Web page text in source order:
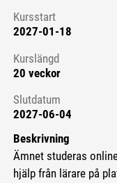
Kursstart 6272200
Kursstart
2027-01-18
Kurslängd
20 veckor
Slutdatum
2027-06-04
Beskrivning
Ämnet studeras
hjälp från lärare på